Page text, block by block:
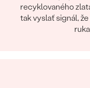
recyklovaného
tak vyslať signál,